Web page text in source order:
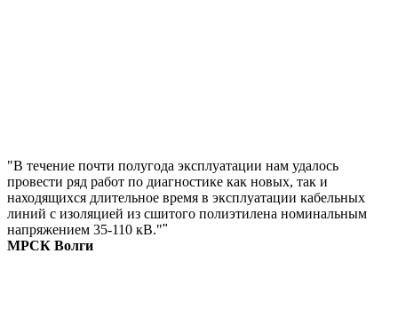
"В течение почти полугода эксплуатации нам удалось
провести ряд работ по диагностике как новых, так и
находящихся длительное время в эксплуатации кабельных
линий с изоляцией из сшитого полиэтилена номинальным
напряжением 35-110 кВ.""
МРСК Волги